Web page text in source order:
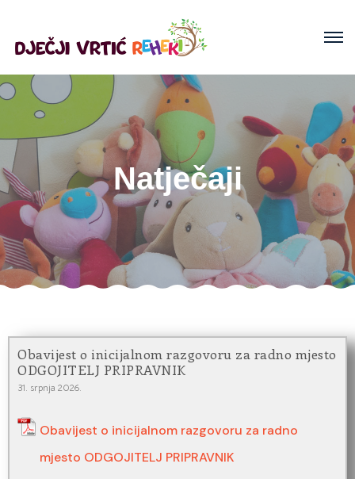
Natječaji
Obavijest o inicijalnom razgovoru za radno mjesto
ODGOJITELJ PRIPRAVNIK
31. srpnja 2026.
Obavijest o inicijalnom razgovoru za radno
mjesto ODGOJITELJ PRIPRAVNIK